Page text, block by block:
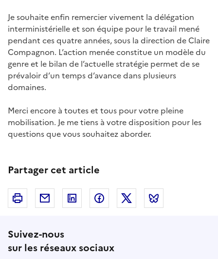
Je souhaite enfin remercier vivement la délégation
interministérielle et son équipe pour le travail mené
pendant ces quatre années, sous la direction de Claire
Compagnon. L’action menée constitue un modèle du
genre et le bilan de l’actuelle stratégie permet de se
prévaloir d’un temps d’avance dans plusieurs
domaines.
Merci encore à toutes et tous pour votre pleine
mobilisation. Je me tiens à votre disposition pour les
questions que vous souhaitez aborder.
Partager cet article
Imprimer Courriel Linkedin FacebookTwitter
Suivez-nous
sur les réseaux sociaux